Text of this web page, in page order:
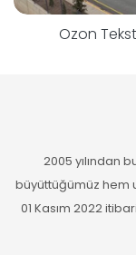
Ozon
2005 yılından
büyüttüğümüz hem
01 Kasım 2022